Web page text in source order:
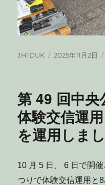
投
JH1DUK
投
2025年11月2日
第 49 回中
体験交信運
を運用しま
10 月 5 日、 6 日で開
つりで体験交信運用と